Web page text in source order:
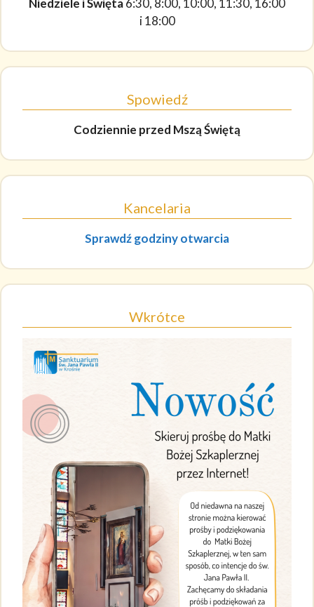
Niedziele i Święta6:30, 8:00, 10:00, 11:30, 16:00
i 18:00
Spowiedź
Codziennie przed Mszą Świętą
Kancelaria
Sprawdź godziny otwarcia
Wkrótce